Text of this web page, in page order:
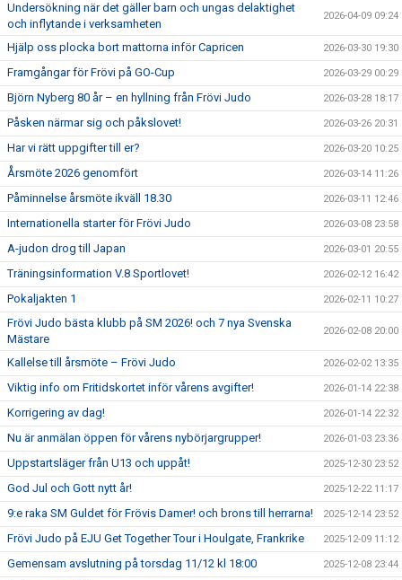
Undersökning när det gäller barn och ungas delaktighet
och inflytande i verksamheten
2026-04-09 09:24
Hjälp oss plocka bort mattorna inför Capricen 2026-03-30 19:30
Framgångar för Frövi på GO-Cup 2026-03-29 00:29
Björn Nyberg 80 år – en hyllning från Frövi Judo 2026-03-28 18:17
Påsken närmar sig och påkslovet! 2026-03-26 20:31
Har vi rätt uppgifter till er? 2026-03-20 10:25
Årsmöte 2026 genomfört 2026-03-14 11:26
Påminnelse årsmöte ikväll 18.30 2026-03-11 12:46
Internationella starter för Frövi Judo 2026-03-08 23:58
A-judon drog till Japan 2026-03-01 20:55
Träningsinformation V.8 Sportlovet! 2026-02-12 16:42
Pokaljakten 1 2026-02-11 10:27
Frövi Judo bästa klubb på SM 2026! och 7 nya Svenska
Mästare
2026-02-08 20:00
Kallelse till årsmöte – Frövi Judo 2026-02-02 13:35
Viktig info om Fritidskortet inför vårens avgifter! 2026-01-14 22:38
Korrigering av dag! 2026-01-14 22:32
Nu är anmälan öppen för vårens nybörjargrupper! 2026-01-03 23:36
Uppstartsläger från U13 och uppåt! 2025-12-30 23:52
God Jul och Gott nytt år! 2025-12-22 11:17
9:e raka SM Guldet för Frövis Damer! och brons till herrarna! 2025-12-14 23:52
Frövi Judo på EJU Get Together Tour i Houlgate, Frankrike 2025-12-09 11:12
Gemensam avslutning på torsdag 11/12 kl 18:00 2025-12-08 23:44